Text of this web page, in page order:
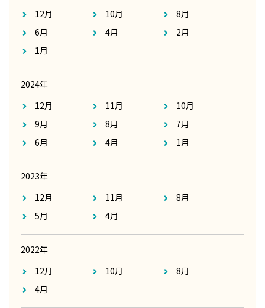
12月
10月
8月
6月
4月
2月
1月
2024年
12月
11月
10月
9月
8月
7月
6月
4月 1月
2023年
12月
11月
8月
5月
4月
2022年
12月
10月
8月
4月